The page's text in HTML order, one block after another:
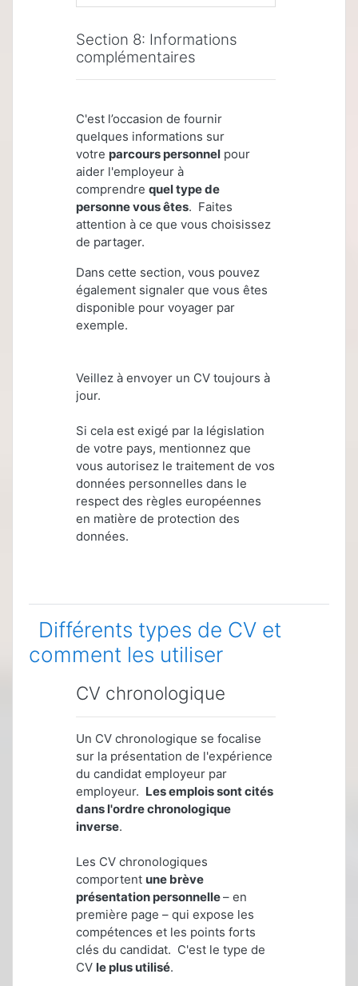
Section 8: Informations
complémentaires
C'est l’occasion de fournir
quelques informations sur
votre parcours personnel pour
aider l'employeur à
comprendre quel type de
personne vous êtes. Faites
attention à ce que vous choisissez
de partager.
Dans cette section, vous pouvez
également signaler que vous êtes
disponible pour voyager par
exemple.
Veillez à envoyer un CV toujours à
jour.
Si cela est exigé par la législation
de votre pays, mentionnez que
vous autorisez le traitement de vos
données personnelles dans le
respect des règles européennes
en matière de protection des
données.
Différents types de CV et
comment les utiliser
CV chronologique
Un CV chronologique se focalise
sur la présentation de l'expérience
du candidat employeur par
employeur. Les emplois sont cités
dans l'ordre chronologique
inverse.
Les CV chronologiques
comportent une brève
présentation personnelle– en
première page – qui expose les
compétences et les points forts
clés du candidat. C'est le type de
CV le plus utilisé.